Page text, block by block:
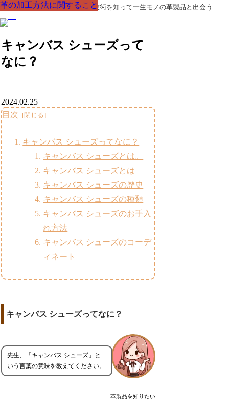
革製品の部品の呼び名・素材・技術を知って一生モノの革製品と出会う
キャンバス シューズって
なに？
革の加工方法に関すること
2024.02.25
目次
キャンバス シューズってなに？
キャンバス シューズとは。
キャンバス シューズとは
キャンバス シューズの歴史
キャンバス シューズの種類
キャンバス シューズのお手入
れ方法
キャンバス シューズのコーデ
ィネート
キャンバス シューズってなに？
革製品を知りたい
先生、「キャンバス シューズ」と
いう言葉の意味を教えてください。
革の加工方法に関すること
革の加工方法に関すること
革の加工方法に関すること
革の加工方法に関すること
革の加工方法に関すること
革の加工方法に関すること